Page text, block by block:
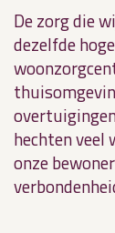
De zorg die
dezelfde
hechten veel
onze